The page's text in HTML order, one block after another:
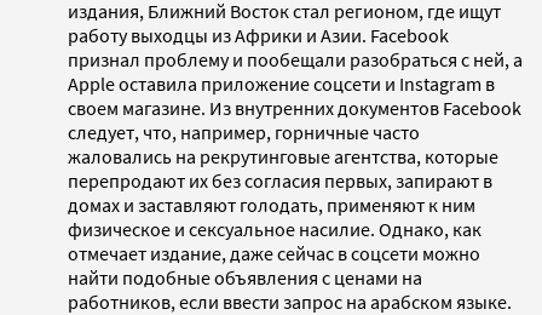
издания, Ближний Восток стал регионом, где ищут
работу выходцы из Африки и Азии. Facebook
признал проблему и пообещали разобраться с ней, а
Apple оставила приложение соцсети и Instagram в
своем магазине. Из внутренних документов Facebook
следует, что, например, горничные часто
жаловались на рекрутинговые агентства, которые
перепродают их без согласия первых, запирают в
домах и заставляют голодать, применяют к ним
физическое и сексуальное насилие. Однако, как
отмечает издание, даже сейчас в соцсети можно
найти подобные объявления с ценами на
работников, если ввести запрос на арабском языке.